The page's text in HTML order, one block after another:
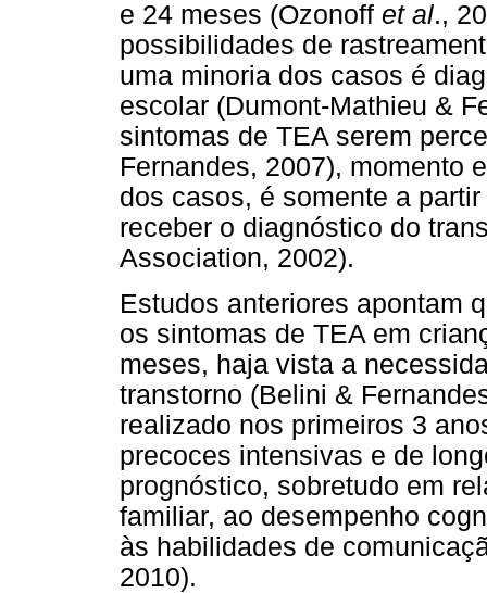
e 24 meses (Ozonoff et al.,
possibilidades de
uma minoria dos casos é
escolar (Dumont-Mathieu &
sintomas de TEA serem
Fernandes, 2007), momento
dos casos, é somente a
receber o diagnóstico do
Association, 2002).
Estudos anteriores apontam
os sintomas de TEA em
meses, haja vista a
transtorno (Belini &
realizado nos primeiros 3
precoces intensivas e de
prognóstico, sobretudo em
familiar, ao desempenho
às habilidades de
2010).